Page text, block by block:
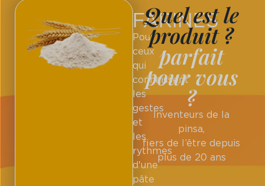
FARINES
Pour
ceux
qui
connaissent
les
gestes
et
les
rythmes
d'une
pâte
Quel est le
produit ?
parfait
pour vous
?
Inventeurs de la
pinsa,
fiers de l’être depuis
plus de 20 ans